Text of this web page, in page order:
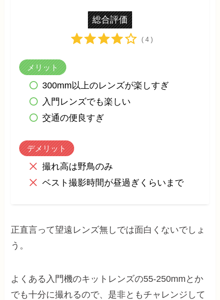
総合評価
( 4 )
メリット
300mm以上のレンズが楽しすぎ
入門レンズでも楽しい
交通の便良すぎ
デメリット
撮れ高は野鳥のみ
ベスト撮影時間が昼過ぎくらいまで
正直言って望遠レンズ無しでは面白くないでしょ
う。
よくある入門機のキットレンズの55-250mmとか
でも十分に撮れるので、是非ともチャレンジして